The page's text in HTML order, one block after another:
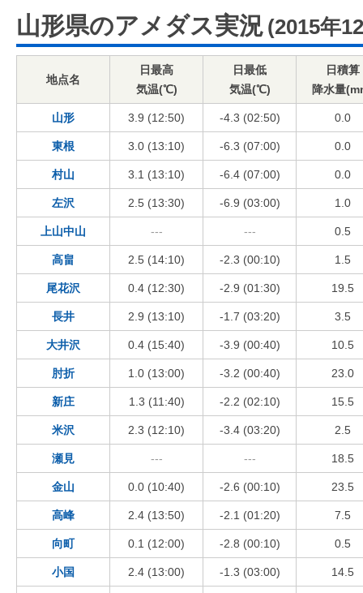
山形県のアメダス実況 (2015年
地点名
日最高
気温(℃)
日最低
気温(℃)
日積算
降水量
山形 3.9 (12:50) -4.3 (02:50) 0.0
東根 3.0 (13:10) -6.3 (07:00) 0.0
村山 3.1 (13:10) -6.4 (07:00) 0.0
左沢 2.5 (13:30) -6.9 (03:00) 1.0
上山中山 --- --- 0.5
高畠 2.5 (14:10) -2.3 (00:10) 1.5
尾花沢 0.4 (12:30) -2.9 (01:30) 19.5
長井 2.9 (13:10) -1.7 (03:20) 3.5
大井沢 0.4 (15:40) -3.9 (00:40) 10.5
肘折 1.0 (13:00) -3.2 (00:40) 23.0
新庄 1.3 (11:40) -2.2 (02:10) 15.5
米沢 2.3 (12:10) -3.4 (03:20) 2.5
瀬見 --- --- 18.5
金山 0.0 (10:40) -2.6 (00:10) 23.5
高峰 2.4 (13:50) -2.1 (01:20) 7.5
向町 0.1 (12:00) -2.8 (00:10) 0.5
小国 2.4 (13:00) -1.3 (03:00) 14.5